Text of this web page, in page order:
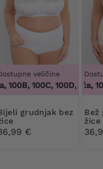
veličine
100C, 100D, 100DD,
bez
€
100 tisuća,
Bež grudnjak bez
žice